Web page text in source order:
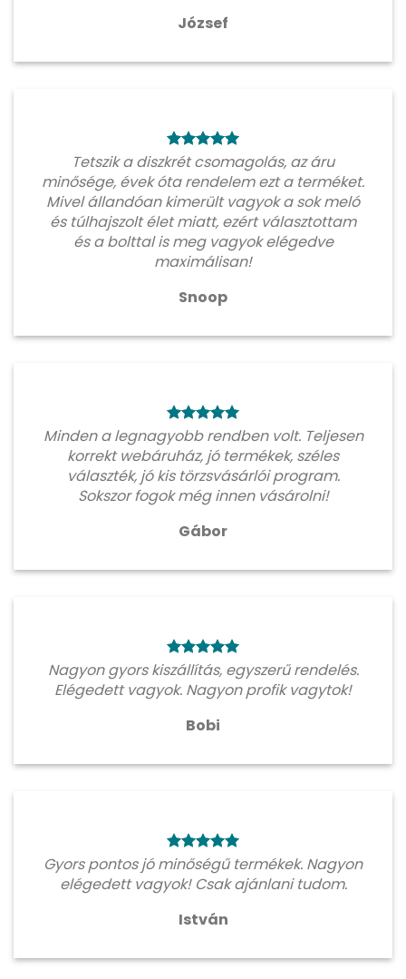
József
Tetszik a diszkrét csomagolás, az áru
minősége, évek óta rendelem ezt a terméket.
Mivel állandóan kimerült vagyok a sok meló
és túlhajszolt élet miatt, ezért választottam
és a bolttal is meg vagyok elégedve
maximálisan!
Snoop
Minden a legnagyobb rendben volt. Teljesen
korrekt webáruház, jó termékek, széles
választék, jó kis törzsvásárlói program.
Sokszor fogok még innen vásárolni!
Gábor
Nagyon gyors kiszállítás, egyszerű rendelés.
Elégedett vagyok. Nagyon profik vagytok!
Bobi
Gyors pontos jó minőségű termékek. Nagyon
elégedett vagyok! Csak ajánlani tudom.
István